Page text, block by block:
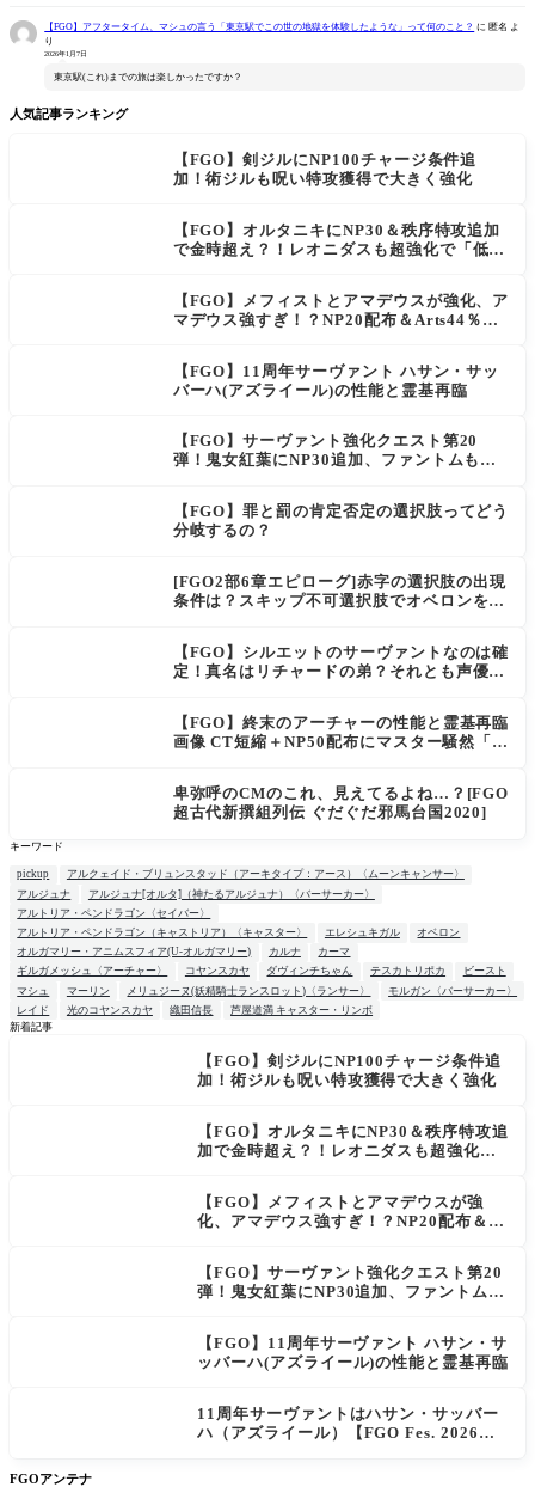
【FGO】アフタータイム、マシュの言う「東京駅でこの世の地獄を体験したような」って何のこと？ に 匿名 よ
り
2026年1月7日
東京駅(これ)までの旅は楽しかったですか？
人気記事ランキング
【FGO】剣ジルにNP100チャージ条件追
加！術ジルも呪い特攻獲得で大きく強化
【FGO】オルタニキにNP30＆秩序特攻追加
で金時超え？！レオニダスも超強化で「低レ
【FGO】メフィストとアマデウスが強化、ア
マデウス強すぎ！？NP20配布＆Arts44％強
【FGO】11周年サーヴァント ハサン・サッ
バーハ(アズライール)の性能と霊基再臨
【FGO】サーヴァント強化クエスト第20
弾！鬼女紅葉にNP30追加、ファントムも大
【FGO】罪と罰の肯定否定の選択肢ってどう
分岐するの？
[FGO2部6章エピローグ]赤字の選択肢の出現
条件は？スキップ不可選択肢でオベロンを疑
上がり出てくる
【FGO】シルエットのサーヴァントなのは確
定！真名はリチャードの弟？それとも声優さ
【FGO】終末のアーチャーの性能と霊基再臨
画像 CT短縮＋NP50配布にマスター騒然「普
卑弥呼のCMのこれ、見えてるよね…？[FGO
超古代新撰組列伝 ぐだぐだ邪馬台国2020]
キーワード
pickup
アルクェイド・ブリュンスタッド（アーキタイプ：アース）〈ムーンキャンサー〉
アルジュナ
アルジュナ[オルタ]（神たるアルジュナ）〈バーサーカー〉
アルトリア・ペンドラゴン〈セイバー〉
アルトリア・ペンドラゴン（キャストリア）〈キャスター〉
エレシュキガル
オベロン
オルガマリー・アニムスフィア(U-オルガマリー)
カルナ
カーマ
ギルガメッシュ〈アーチャー〉
コヤンスカヤ ダヴィンチちゃん テスカトリポカ
ビースト
マシュ
マーリン メリュジーヌ(妖精騎士ランスロット)〈ランサー〉
モルガン〈バーサーカー〉
レイド
光のコヤンスカヤ 織田信長
芦屋道満 キャスター・リンボ
新着記事
【FGO】剣ジルにNP100チャージ条件追
加！術ジルも呪い特攻獲得で大きく強化
【FGO】オルタニキにNP30＆秩序特攻追
加で金時超え？！レオニダスも超強化で
【FGO】メフィストとアマデウスが強
化、アマデウス強すぎ！？NP20配布＆Ar
【FGO】サーヴァント強化クエスト第20
弾！鬼女紅葉にNP30追加、ファントムも
【FGO】11周年サーヴァント ハサン・サ
ッバーハ(アズライール)の性能と霊基再臨
11周年サーヴァントはハサン・サッバー
ハ（アズライール）【FGO Fes. 2026】
FGOアンテナ